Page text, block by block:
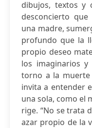
dibujos, textos y
desconcierto
una madre,
profundo que la
propio deseo
los imaginarios y
torno a la
invita a entender
una sola, como el
rige. “No se trata
azar propio de la